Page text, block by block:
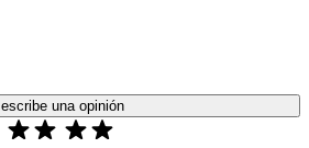
escribe una opinión